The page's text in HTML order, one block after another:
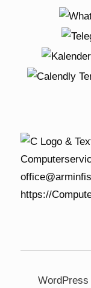
WordPress